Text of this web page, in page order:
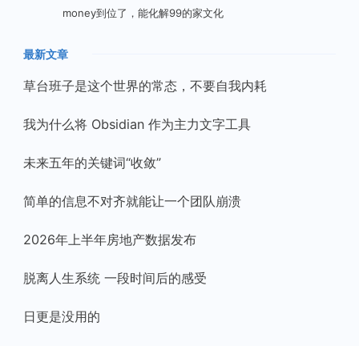
money到位了，能化解99的家文化
最新文章
草台班子是这个世界的常态，不要自我内耗
我为什么将 Obsidian 作为主力文字工具
未来五年的关键词“收敛”
简单的信息不对齐就能让一个团队崩溃
2026年上半年房地产数据发布
脱离人生系统 一段时间后的感受
日更是没用的